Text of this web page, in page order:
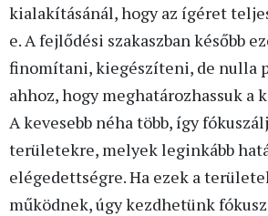
kialakításánál, hogy az ígéret
e. A fejlődési szakaszban később
finomítani, kiegészíteni, de nulla
ahhoz, hogy meghatározhassuk
A kevesebb néha több, így
területekre, melyek leginkább
elégedettségre. Ha ezek a
működnek, úgy kezdhetünk